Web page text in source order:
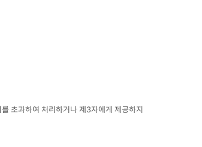
초과하여 처리하거나 제3자에게 제공하지